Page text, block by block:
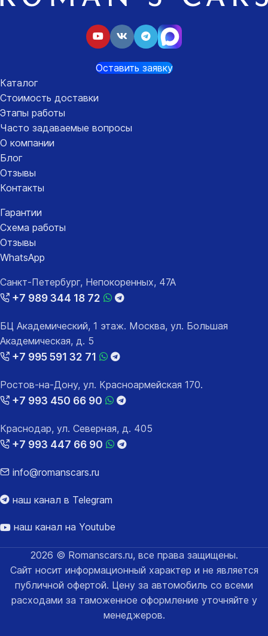
Оставить заявку
Каталог
Стоимость доставки
Этапы работы
Часто задаваемые вопросы
О компании
Блог
Отзывы
Контакты
Гарантии
Схема работы
Отзывы
WhatsApp
Санкт-Петербург, Непокоренных, 47А
+7 989 344 18 72
БЦ Академический, 1 этаж. Москва, ул. Большая
Академическая, д. 5
+7 995 591 32 71
Ростов-на-Дону, ул. Красноармейская 170.
+7 993 450 66 90
Краснодар, ул. Северная, д. 405
+7 993 447 66 90
info@romanscars.ru
наш канал в Telegram
наш канал на Youtube
2026 © Romanscars.ru, все права защищены.
Сайт носит информационный характер и не является
публичной офертой. Цену за автомобиль со всеми
расходами за таможенное оформление уточняйте у
менеджеров.